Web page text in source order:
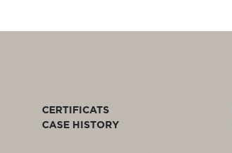
CERTIFICATS
CASE HISTORY